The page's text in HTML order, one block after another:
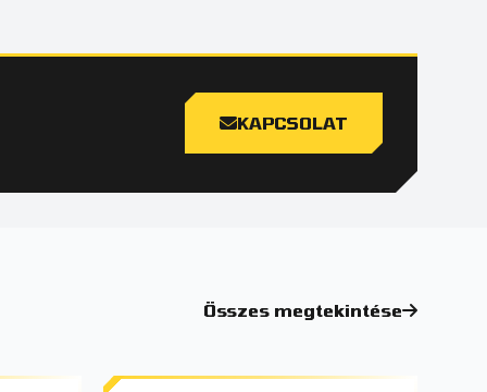
KAPCSOLAT
Összes megtekintése